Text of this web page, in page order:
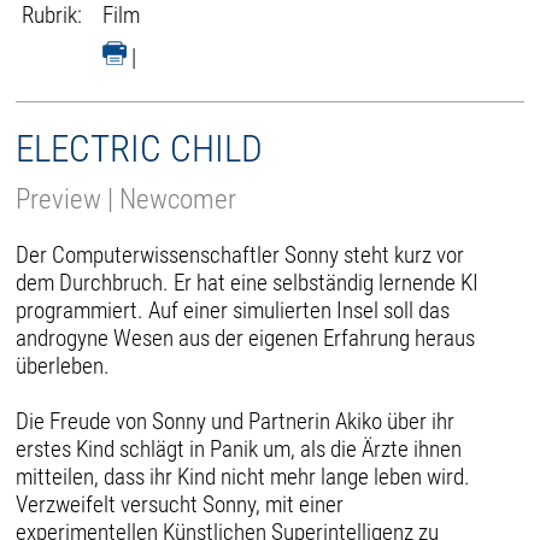
Rubrik:
Film
|
ELECTRIC CHILD
Preview | Newcomer
Der Computerwissenschaftler Sonny steht kurz vor
dem Durchbruch. Er hat eine selbständig lernende KI
programmiert. Auf einer simulierten Insel soll das
androgyne Wesen aus der eigenen Erfahrung heraus
überleben.
Die Freude von Sonny und Partnerin Akiko über ihr
erstes Kind schlägt in Panik um, als die Ärzte ihnen
mitteilen, dass ihr Kind nicht mehr lange leben wird.
Verzweifelt versucht Sonny, mit einer
experimentellen Künstlichen Superintelligenz zu